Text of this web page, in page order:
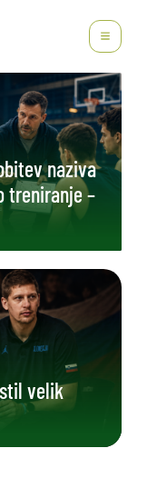
naziva
treniranje –
velik